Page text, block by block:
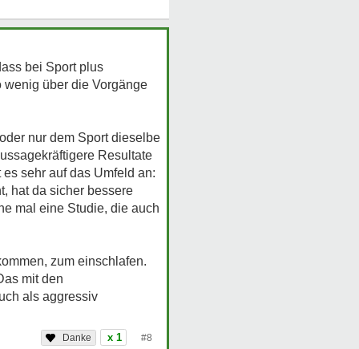
bei Sport plus
wenig über die Vorgänge
nur dem Sport dieselbe
Resultate
sehr auf das Umfeld an:
hat da sicher bessere
mal eine Studie, die auch
zum einschlafen.
mit den
als aggressiv
x 1 #8